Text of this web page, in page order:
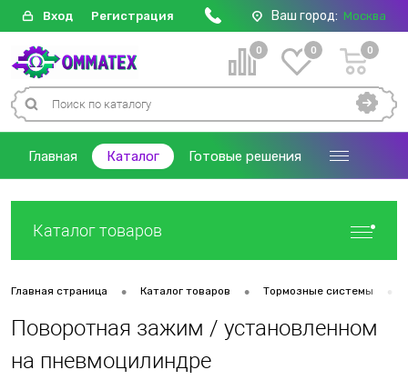
Вход Регистрация Ваш город: Москва
0 0 0
Главная Каталог Готовые решения
Каталог товаров
Главная страница • Каталог товаров • Тормозные системы •
Поворотная зажим / установленном
на пневмоцилиндре